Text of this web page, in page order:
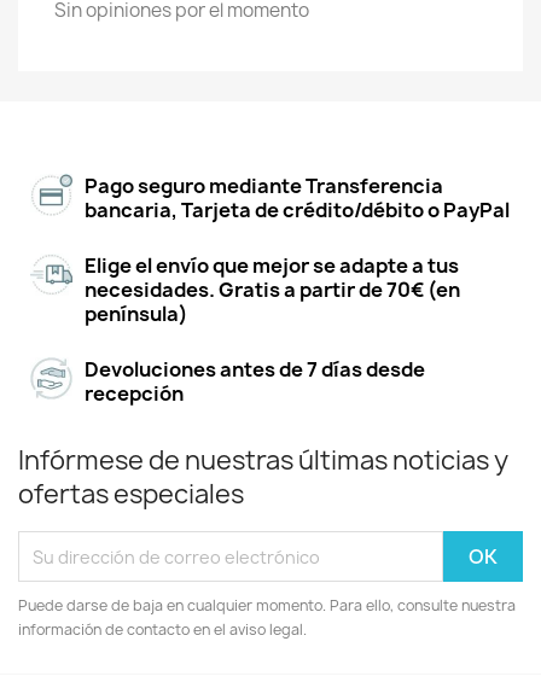
Sin opiniones por el momento
Pago seguro mediante Transferencia
bancaria, Tarjeta de crédito/débito o PayPal
Elige el envío que mejor se adapte a tus
necesidades. Gratis a partir de 70€ (en
península)
Devoluciones antes de 7 días desde
recepción
Infórmese de nuestras últimas noticias y
ofertas especiales
Puede darse de baja en cualquier momento. Para ello, consulte nuestra
información de contacto en el aviso legal.